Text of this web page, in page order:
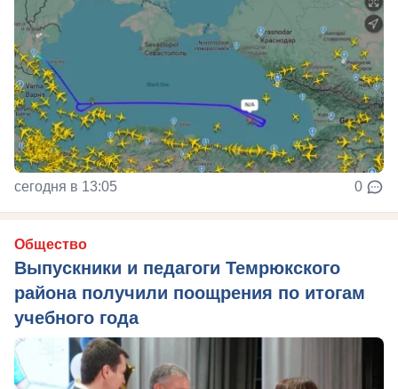
сегодня в 13:05 0
Общество
Выпускники и педагоги Темрюкского
района получили поощрения по итогам
учебного года